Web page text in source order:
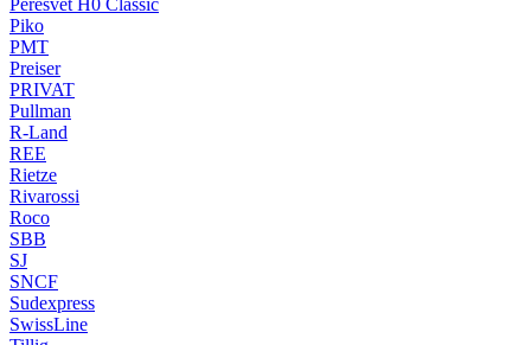
Peresvet H0 Classic
Piko
PMT
Preiser
PRIVAT
Pullman
R-Land
REE
Rietze
Rivarossi
Roco
SBB
SJ
SNCF
Sudexpress
SwissLine